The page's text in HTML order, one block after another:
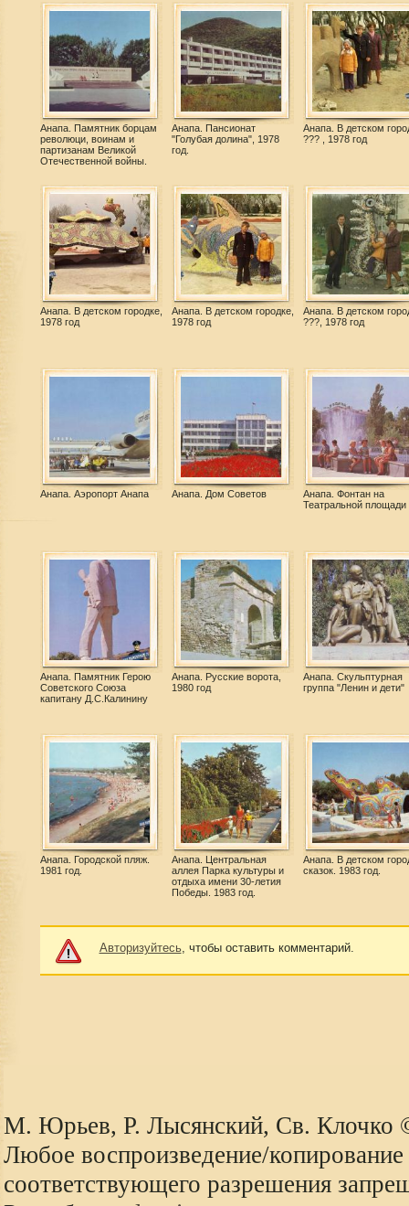
Анапа. Памятник борцам
революци, воинам и
партизанам Великой
Отечественной войны.
Анапа. Пансионат
"Голубая долина", 1978
год.
Анапа. В детском
??? , 1978 год
Анапа. В детском городке,
1978 год
Анапа. В детском городке,
1978 год
Анапа. В детском
???, 1978 год
Анапа. Аэропорт Анапа Анапа. Дом Советов
Анапа. Фонтан на
Театральной площади
Анапа. Памятник Герою
Советского Союза
капитану Д.С.Калинину
Анапа. Русские ворота,
1980 год
Анапа. Скульптурная
группа "Ленин и дети"
Анапа. Городской пляж.
1981 год.
Анапа. Центральная
аллея Парка культуры и
отдыха имени 30-летия
Победы. 1983 год.
Анапа. В детском
сказок. 1983 год.
Авторизуйтесь, чтобы оставить комментарий.
М. Юрьев, Р. Лысянский, Св. Клочко
Любое воспроизведение/копирование
соответствующего разрешения